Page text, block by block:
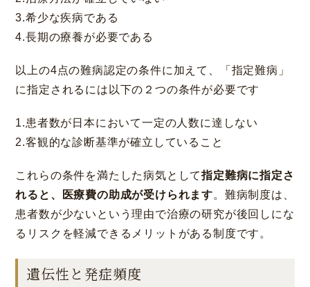
3.希少な疾病である
4.長期の療養が必要である
以上の4点の難病認定の条件に加えて、「指定難病」
に指定されるには以下の２つの条件が必要です
1.患者数が日本において一定の人数に達しない
2.客観的な診断基準が確立していること
これらの条件を満たした病気として指定難病に指定さ
れると、医療費の助成が受けられます。難病制度は、
患者数が少ないという理由で治療の研究が後回しにな
るリスクを軽減できるメリットがある制度です。
遺伝性と発症頻度